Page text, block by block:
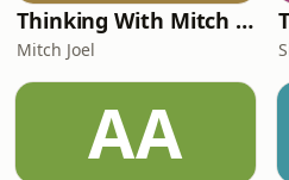
Thinking With Mitch Joel
Mitch Joel
AA